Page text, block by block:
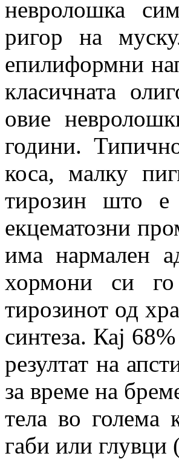
невролошка
ригор на
епилиформни
класичната
овие
години.
коса, малку
тирозин што е
екцематозни
има нармален
хормони си го
тирозинот од
синтеза. Кај
резултат на
за време на
тела во голема
габи или глувци